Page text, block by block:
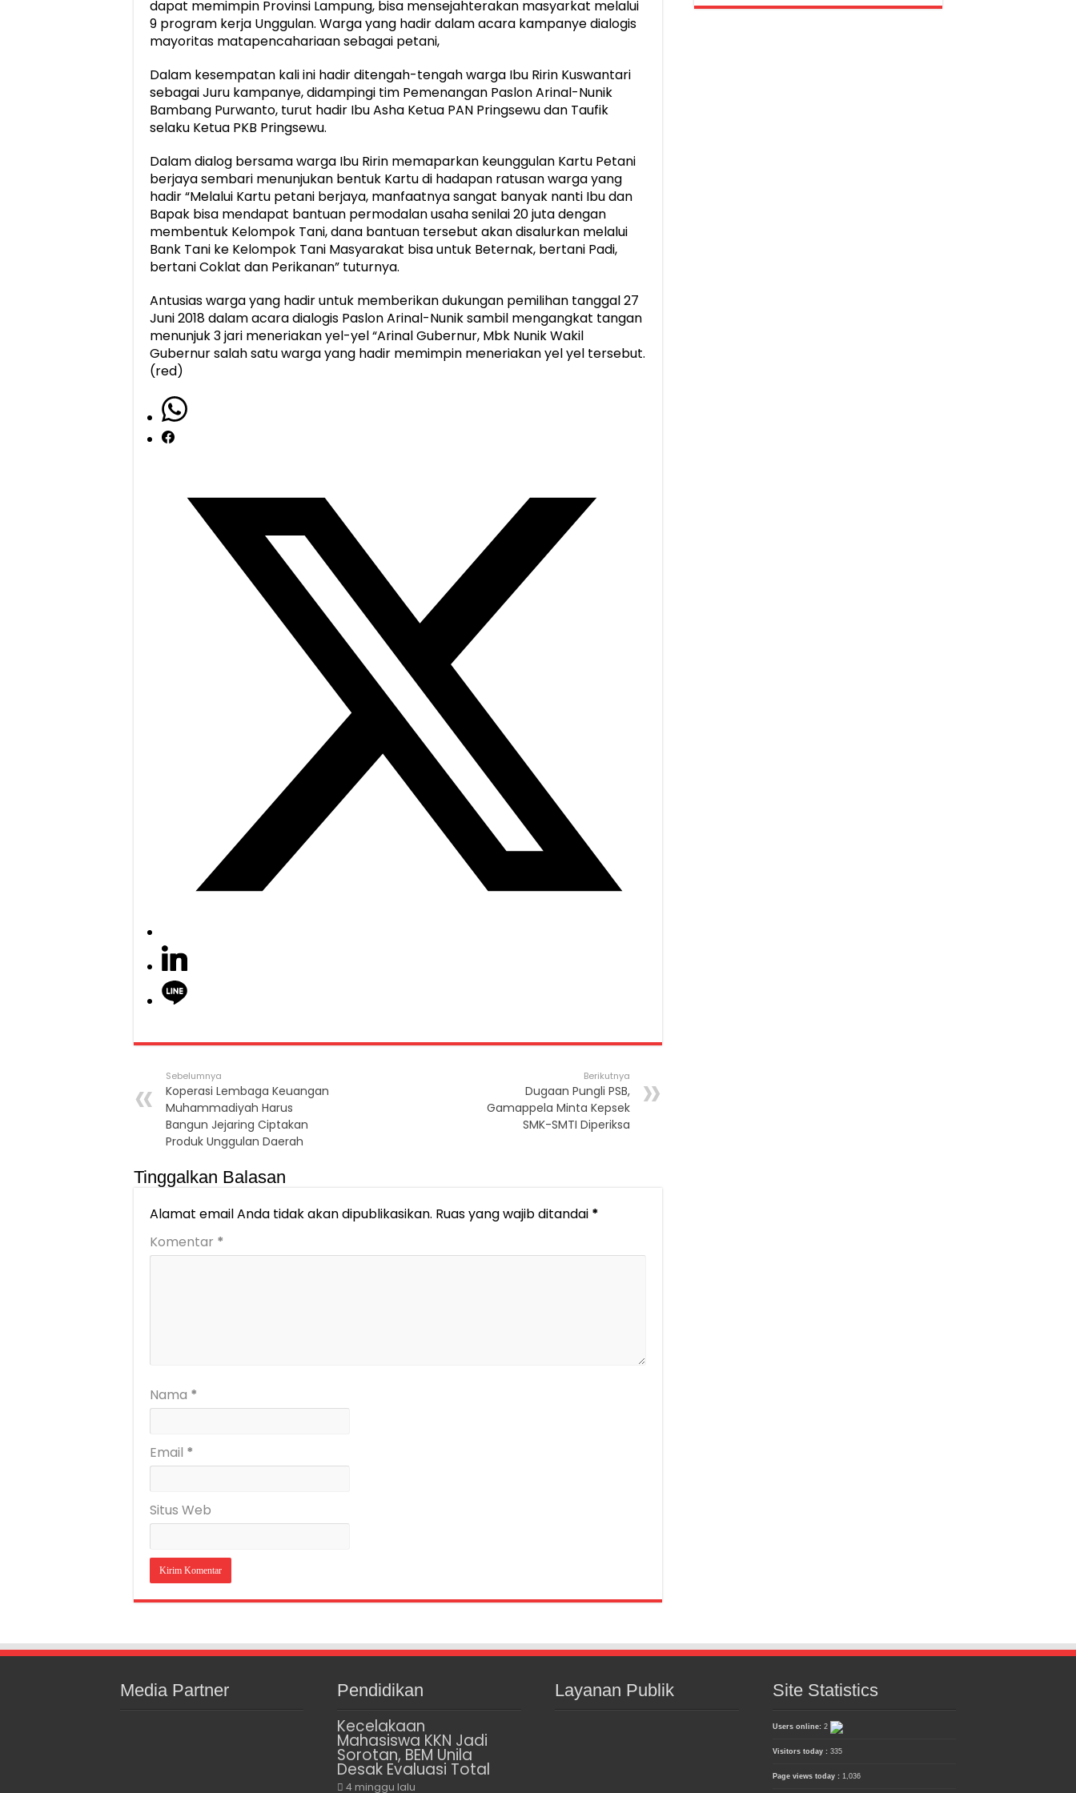
dapat memimpin Provinsi Lampung, bisa mensejahterakan masyarkat melalui
9 program kerja Unggulan. Warga yang hadir dalam acara kampanye dialogis
mayoritas matapencahariaan sebagai petani,
Dalam kesempatan kali ini hadir ditengah-tengah warga Ibu Ririn Kuswantari
sebagai Juru kampanye, didampingi tim Pemenangan Paslon Arinal-Nunik
Bambang Purwanto, turut hadir Ibu Asha Ketua PAN Pringsewu dan Taufik
selaku Ketua PKB Pringsewu.
Dalam dialog bersama warga Ibu Ririn memaparkan keunggulan Kartu Petani
berjaya sembari menunjukan bentuk Kartu di hadapan ratusan warga yang
hadir “Melalui Kartu petani berjaya, manfaatnya sangat banyak nanti Ibu dan
Bapak bisa mendapat bantuan permodalan usaha senilai 20 juta dengan
membentuk Kelompok Tani, dana bantuan tersebut akan disalurkan melalui
Bank Tani ke Kelompok Tani Masyarakat bisa untuk Beternak, bertani Padi,
bertani Coklat dan Perikanan” tuturnya.
Antusias warga yang hadir untuk memberikan dukungan pemilihan tanggal 27
Juni 2018 dalam acara dialogis Paslon Arinal-Nunik sambil mengangkat tangan
menunjuk 3 jari meneriakan yel-yel “Arinal Gubernur, Mbk Nunik Wakil
Gubernur salah satu warga yang hadir memimpin meneriakan yel yel tersebut.
(red)
Sebelumnya
Koperasi Lembaga Keuangan
Muhammadiyah Harus
Bangun Jejaring Ciptakan
Produk Unggulan Daerah
Berikutnya
Dugaan Pungli PSB,
Gamappela Minta Kepsek
SMK-SMTI Diperiksa
Tinggalkan Balasan
Alamat email Anda tidak akan dipublikasikan. Ruas yang wajib ditandai *
Komentar *
Nama *
Email *
Situs Web
Media Partner Pendidikan
Kecelakaan
Mahasiswa KKN Jadi
Sorotan, BEM Unila
Desak Evaluasi Total
4 minggu lalu
Layanan Publik Site Statistics
Users online: 2
Visitors today : 335
Page views today : 1,036